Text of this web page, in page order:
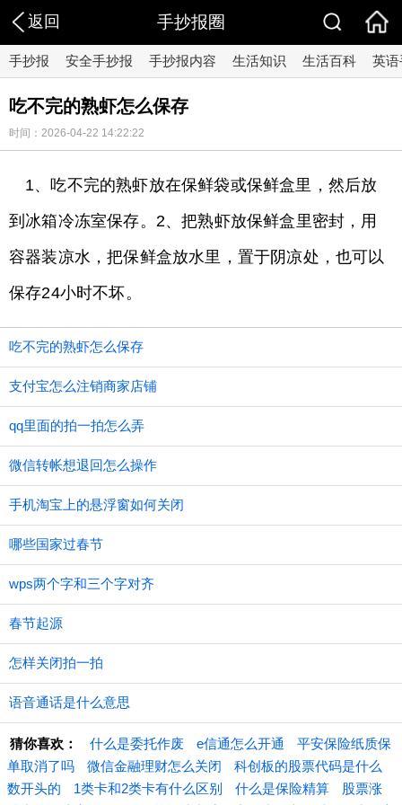
返回 手抄报圈
手抄报 安全手抄报 手抄报内容 生活知识 生活百科 英
吃不完的熟虾怎么保存
时间：2026-04-22 14:22:22
1、吃不完的熟虾放在保鲜袋或保鲜盒里，然后放
到冰箱冷冻室保存。2、把熟虾放保鲜盒里密封，用
容器装凉水，把保鲜盒放水里，置于阴凉处，也可以
保存24小时不坏。
吃不完的熟虾怎么保存
支付宝怎么注销商家店铺
qq里面的拍一拍怎么弄
微信转帐想退回怎么操作
手机淘宝上的悬浮窗如何关闭
哪些国家过春节
wps两个字和三个字对齐
春节起源
怎样关闭拍一拍
语音通话是什么意思
猜你喜欢： 什么是委托作废 e信通怎么开通
平安保险纸质保
单取消了吗
微信金融理财怎么关闭
科创板的股票代码是什么
数开头的
1类卡和2类卡有什么区别 什么是保险精算
股票涨